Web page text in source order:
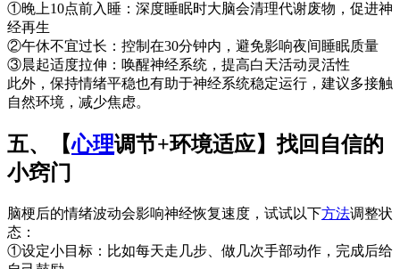
①晚上10点前入睡：深度睡眠时大脑会清理代谢废物，促进神
经再生
②午休不宜过长：控制在30分钟内，避免影响夜间睡眠质量
③晨起适度拉伸：唤醒神经系统，提高白天活动灵活性
此外，保持情绪平稳也有助于神经系统稳定运行，建议多接触
自然环境，减少焦虑。
五、【心理调节+环境适应】找回自信的
小窍门
脑梗后的情绪波动会影响神经恢复速度，试试以下方法调整状
态：
①设定小目标：比如每天走几步、做几次手部动作，完成后给